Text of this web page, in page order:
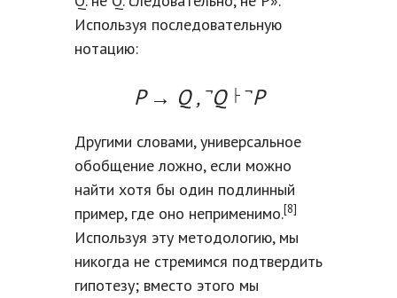
Используя последовательную
нотацию:
P → Q , ¬Q ├¬P
Другими словами, универсальное
обобщение ложно, если можно
найти хотя бы один подлинный
пример, где оно неприменимо.[8]
Используя эту методологию, мы
никогда не стремимся подтвердить
гипотезу; вместо этого мы